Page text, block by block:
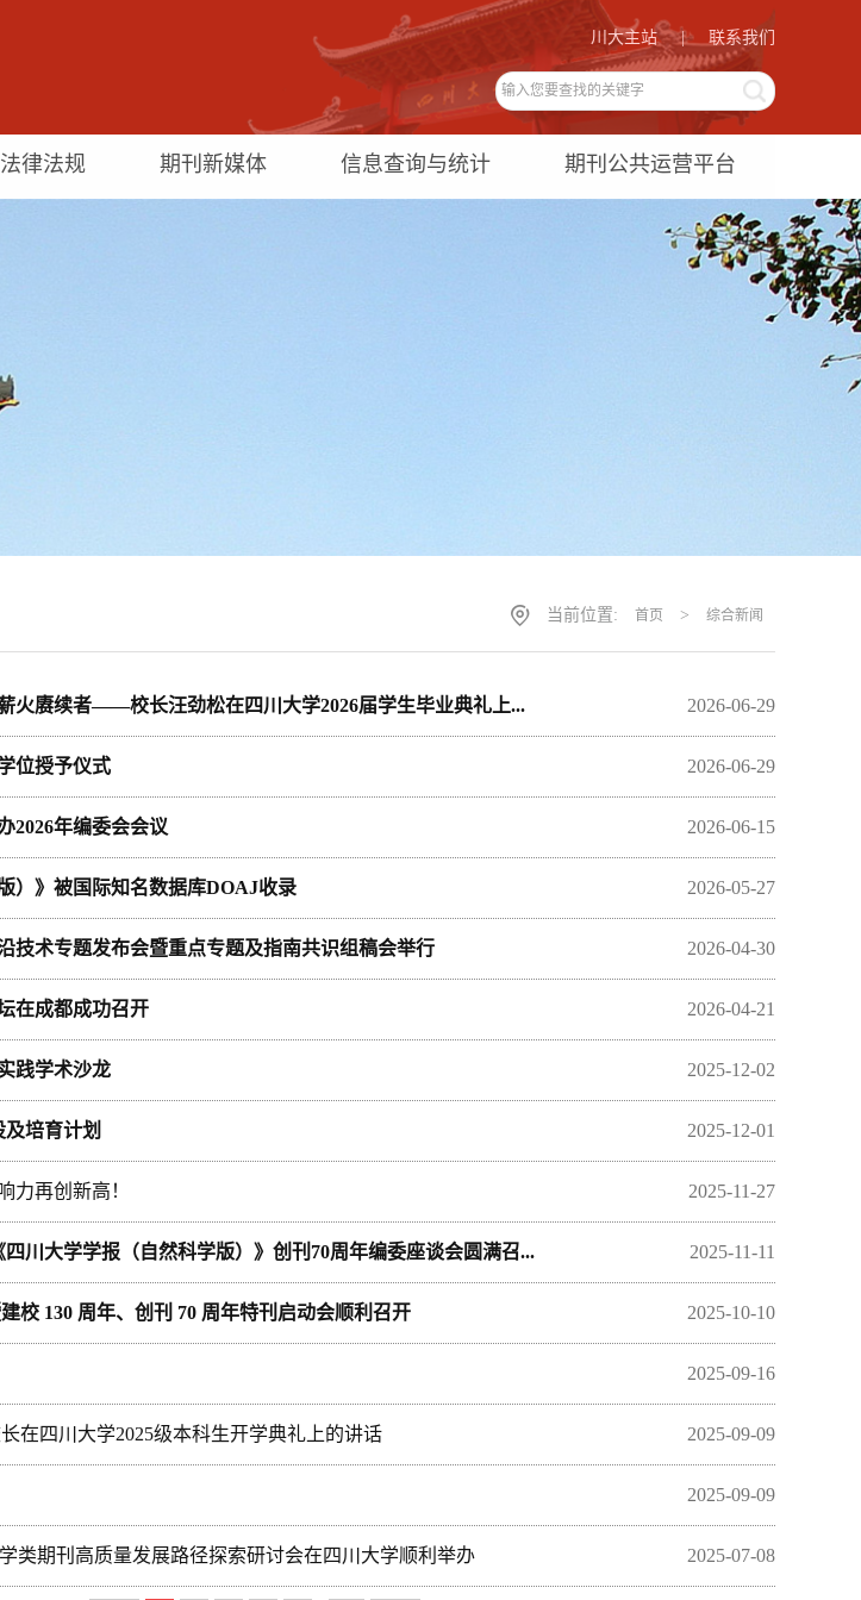
联系我们
川大主站 |
法律法规 期刊新媒体 信息查询与统计 期刊公共运营平台
当前位置: 首页 > 综合新闻
2026-06-29
火赓续者——校长汪劲松在四川大学2026届学生毕业典礼上...
2026-06-29
位授予仪式
2026-06-15
2026年编委会会议
2026-05-27
）》被国际知名数据库DOAJ收录
2026-04-30
技术专题发布会暨重点专题及指南共识组稿会举行
2026-04-21
在成都成功召开
2025-12-02
践学术沙龙
2025-12-01
培育计划
2025-11-27
力再创新高！
2025-11-11
川大学学报（自然科学版）》创刊70周年编委座谈会圆满召...
2025-10-10
校 130 周年、创刊 70 周年特刊启动会顺利召开
2025-09-16
2025-09-09
四川大学2025级本科生开学典礼上的讲话
2025-09-09
2025-07-08
期刊高质量发展路径探索研讨会在四川大学顺利举办